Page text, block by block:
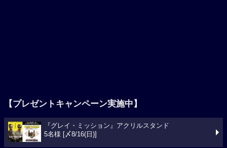
【プレゼントキャンペーン実施中】
『グレイ・ミッション』アクリルスタンド
5名様 [〆8/16(日)]